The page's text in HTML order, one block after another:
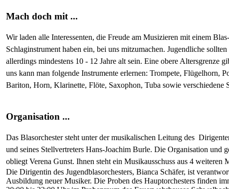
Mach doch mit ...
Wir laden alle Interessenten, die Freude am Musizieren mit einem
Schlaginstrument haben ein, bei uns mitzumachen. Jugendliche sollten
allerdings mindestens 10 - 12 Jahre alt sein. Eine obere Altersgrenze
uns kann man folgende Instrumente erlernen: Trompete, Flügelhorn,
Bariton, Horn, Klarinette, Flöte, Saxophon, Tuba sowie verschiedene
Organisation ...
Das Blasorchester steht unter der musikalischen Leitung des
und seines Stellvertreters Hans-Joachim Burle. Die Organisation und
obliegt Verena Gunst. Ihnen steht ein Musikausschuss aus 4 weiteren
Die Dirigentin des Jugendblasorchesters, Bianca Schäfer, ist
Ausbildung neuer Musiker. Die Proben des Hauptorchesters finden